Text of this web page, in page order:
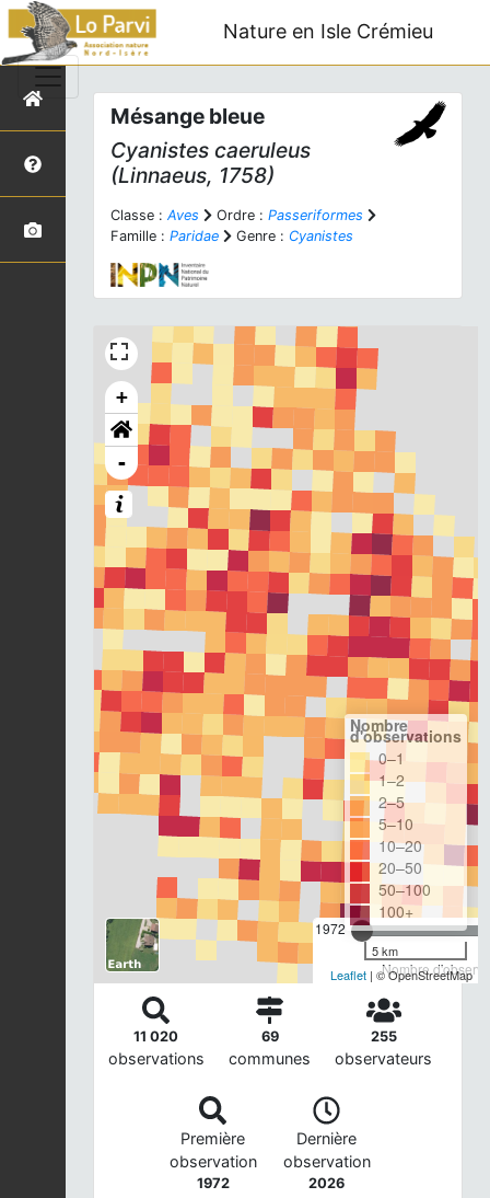
Nature en Isle Crémieu
Mésange bleue
Cyanistes caeruleus
(Linnaeus, 1758)
Classe : Aves Ordre : Passeriformes
Famille : Paridae Genre : Cyanistes
+
-
1972
Nombre
Nombre
d'observations
0–1
1–2
2–5
5–10
10–20
20–50
50–100
100+
5 km
Leaflet | © OpenStreetMap
11 020
observations
69
communes
255
observateurs
Première
observation
1972
Dernière
observation
2026